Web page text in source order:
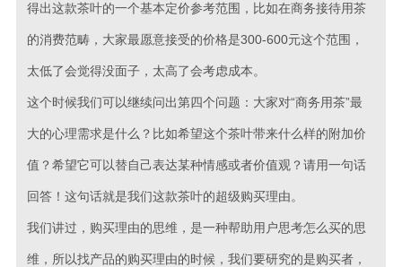
得出这款茶叶的一个基本定价参考范围，比如在商务接待用茶
的消费范畴，大家最愿意接受的价格是300-600元这个范围，
太低了会觉得没面子，太高了会考虑成本。
这个时候我们可以继续问出第四个问题：大家对“商务用茶”最
大的心理需求是什么？比如希望这个茶叶带来什么样的附加价
值？希望它可以替自己表达某种情感或者价值观？请用一句话
回答！这句话就是我们这款茶叶的超级购买理由。
我们讲过，购买理由的思维，是一种帮助用户思考怎么买的思
维，所以找产品的购买理由的时候，我们要研究的是购买者，